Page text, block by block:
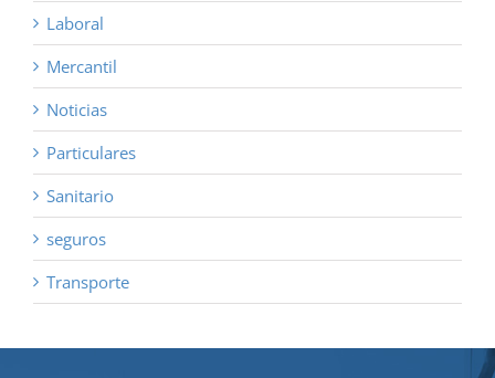
Laboral
Mercantil
Noticias
Particulares
Sanitario
seguros
Transporte